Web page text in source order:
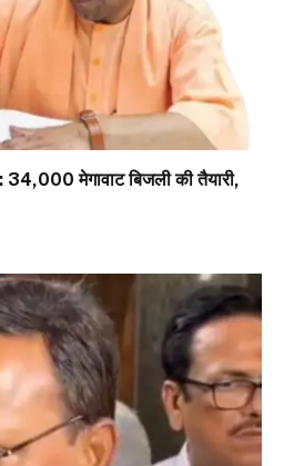
34,000 मेगावाट बिजली की तैयारी,